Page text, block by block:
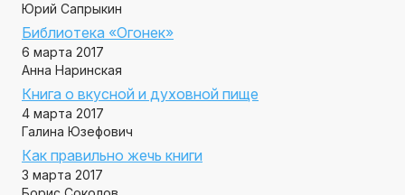
Юрий Сапрыкин
Библиотека «Огонек»
6 марта 2017
Анна Наринская
Книга о вкусной и духовной пище
4 марта 2017
Галина Юзефович
Как правильно жечь книги
3 марта 2017